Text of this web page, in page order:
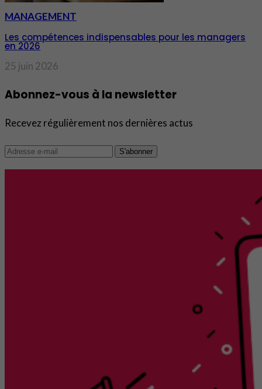
MANAGEMENT
Les compétences indispensables pour les managers
en 2026
25 juin 2026
Abonnez-vous à la newsletter
Recevez régulièrement nos dernières actus
S'abonner